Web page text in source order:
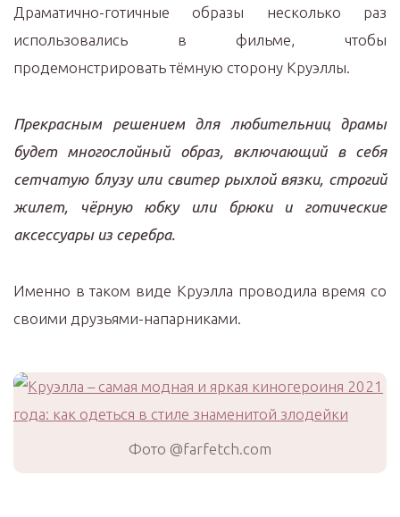
Драматично-готичные образы несколько раз
использовались в фильме, чтобы
продемонстрировать тёмную сторону Круэллы.
Прекрасным решением для любительниц драмы
будет многослойный образ, включающий в себя
сетчатую блузу или свитер рыхлой вязки, строгий
жилет, чёрную юбку или брюки и готические
аксессуары из серебра.
Именно в таком виде Круэлла проводила время со
своими друзьями-напарниками.
Фото @farfetch.com